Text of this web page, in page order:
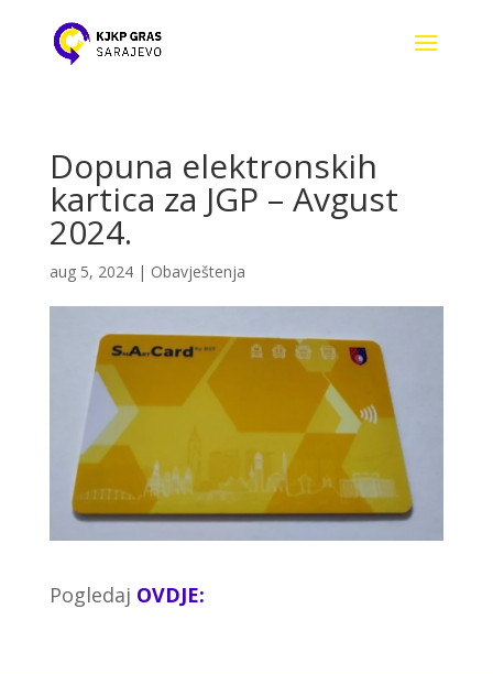
Dopuna elektronskih
kartica za JGP – Avgust
2024.
aug 5, 2024| Obavještenja
Pogledaj OVDJE: